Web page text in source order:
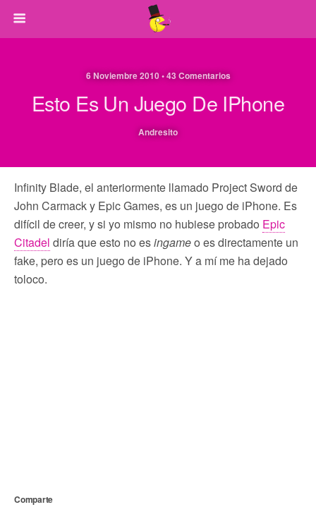
6 Noviembre 2010 • 43 Comentarios
Esto Es Un Juego De IPhone
Andresito
Infinity Blade, el anteriormente llamado Project Sword de
John Carmack y Epic Games, es un juego de iPhone. Es
difícil de creer, y si yo mismo no hubiese probado Epic
Citadel diría que esto no esingameo es directamente un
fake, pero es un juego de iPhone. Y a mí me ha dejado
toloco.
Comparte